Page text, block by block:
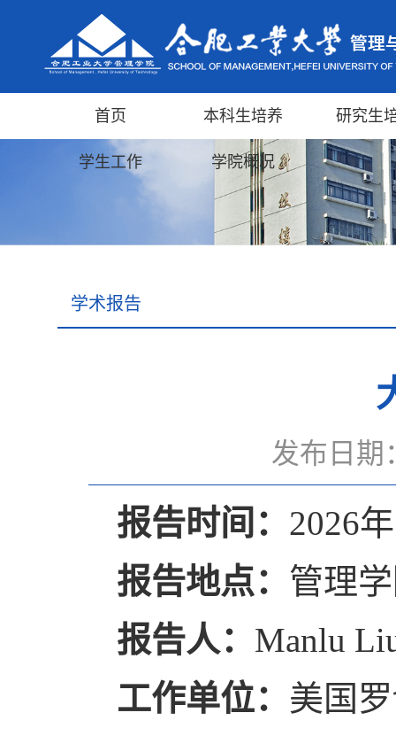
首页 本科生培养 研究生
学生工作 学院概况
学术报告
发布日期
报告时间 ： 2026
报告地点： 管理
报告人： Manlu
工作单位： 美国